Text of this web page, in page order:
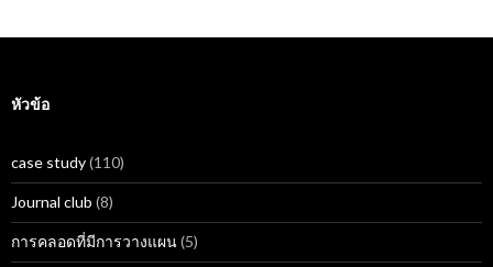
หัวข้อ
case study(110)
Journal club (8)
การคลอดที่มีการวางแผน(5)